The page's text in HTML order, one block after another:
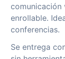
comunicación
enrollable.
conferencias.
Se entrega